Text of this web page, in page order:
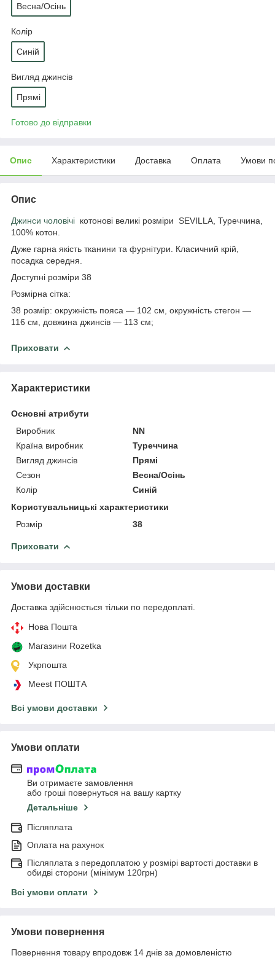
Весна/Осінь
Колір
Синій
Вигляд джинсів
Прямі
Готово до відправки
Опис Характеристики Доставка Оплата Умови
Опис
Джинси чоловічі котонові великі розміри SEVILLA, Туреччина,
100% котон.
Дуже гарна якість тканини та фурнітури. Класичний крій,
посадка середня.
Доступні розміри 38
Розмірна сітка:
38 розмір: окружність пояса — 102 см, окружність стегон —
116 см, довжина джинсів — 113 см;
Приховати
Характеристики
Основні атрибути
Виробник
NN
Країна виробник
Туреччина
Вигляд джинсів
Прямі
Сезон
Весна/Осінь
Колір
Синій
Користувальницькі характеристики
Розмір
38
Приховати
Умови доставки
Доставка здійснюється тільки по передоплаті.
Нова Пошта
Магазини Rozetka
Укрпошта
Meest ПОШТА
Всі умови доставки
Умови оплати
Ви отримаєте замовлення
або гроші повернуться на вашу картку
Детальніше
Післяплата
Оплата на рахунок
Післяплата з передоплатою у розмірі вартості доставки в
обидві сторони (мінімум 120грн)
Всі умови оплати
Умови повернення
Повернення товару впродовж 14 днів за домовленістю